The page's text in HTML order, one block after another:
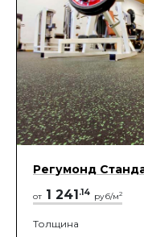
Регумонд
от 1 241.14 руб/м2
Толщина